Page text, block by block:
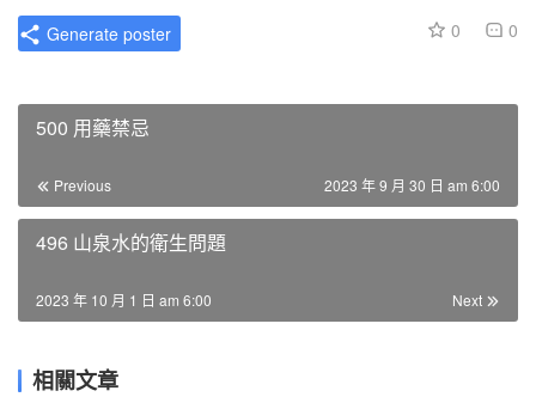
0 0
Generate poster
500 用藥禁忌
Previous 2023 年 9 月 30 日 am 6:00
496 山泉水的衛生問題
Next
2023 年 10 月 1 日 am 6:00
相關文章